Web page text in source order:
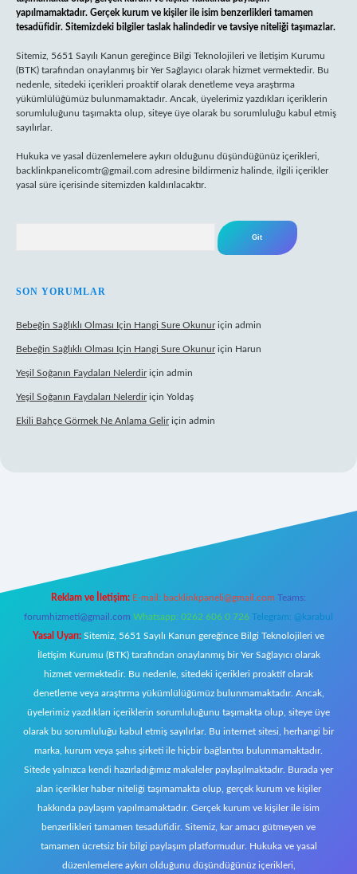
yapılmamaktadır. Gerçek kurum ve kişiler ile isim benzerlikleri tamamen
tesadüfidir. Sitemizdeki bilgiler taslak halindedir ve tavsiye niteliği taşımazlar.
Sitemiz, 5651 Sayılı Kanun gereğince Bilgi Teknolojileri ve İletişim Kurumu
(BTK) tarafından onaylanmış bir Yer Sağlayıcı olarak hizmet vermektedir. Bu
nedenle, sitedeki içerikleri proaktif olarak denetleme veya araştırma
yükümlülüğümüz bulunmamaktadır. Ancak, üyelerimiz yazdıkları içeriklerin
sorumluluğunu taşımakta olup, siteye üye olarak bu sorumluluğu kabul etmiş
sayılırlar.
Hukuka ve yasal düzenlemelere aykırı olduğunu düşündüğünüz içerikleri,
backlinkpanelicomtr@gmail.com adresine bildirmeniz halinde, ilgili içerikler
yasal süre içerisinde sitemizden kaldırılacaktır.
SON YORUMLAR
Bebeğin Sağlıklı Olması Için Hangi Sure Okunuriçin admin
Bebeğin Sağlıklı Olması Için Hangi Sure Okunuriçin Harun
Yeşil Soğanın Faydaları Nelerdiriçin admin
Yeşil Soğanın Faydaları Nelerdiriçin Yoldaş
Ekili Bahçe Görmek Ne Anlama Geliriçin admin
Reklam ve İletişim: E-mail: backlinkpaneli@gmail.com Teams:
forumhizmeti@gmail.com Whatsapp: 0262 606 0 726 Telegram: @karabul
Yasal Uyarı: Sitemiz, 5651 Sayılı Kanun gereğince Bilgi Teknolojileri ve
İletişim Kurumu (BTK) tarafından onaylanmış bir Yer Sağlayıcı olarak
hizmet vermektedir. Bu nedenle, sitedeki içerikleri proaktif olarak
denetleme veya araştırma yükümlülüğümüz bulunmamaktadır. Ancak,
üyelerimiz yazdıkları içeriklerin sorumluluğunu taşımakta olup, siteye üye
olarak bu sorumluluğu kabul etmiş sayılırlar. Bu internet sitesi, herhangi bir
marka, kurum veya şahıs şirketi ile hiçbir bağlantısı bulunmamaktadır.
Sitede yalnızca kendi hazırladığımız makaleler paylaşılmaktadır. Burada yer
alan içerikler haber niteliği taşımamakta olup, gerçek kurum ve kişiler
hakkında paylaşım yapılmamaktadır. Gerçek kurum ve kişiler ile isim
benzerlikleri tamamen tesadüfidir. Sitemiz, kar amacı gütmeyen ve
tamamen ücretsiz bir bilgi paylaşım platformudur. Hukuka ve yasal
düzenlemelere aykırı olduğunu düşündüğünüz içerikleri,